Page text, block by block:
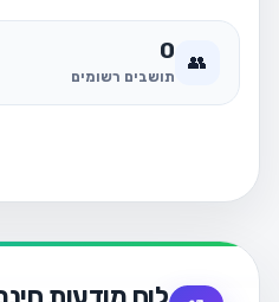
👥
0
תושבים רשומים